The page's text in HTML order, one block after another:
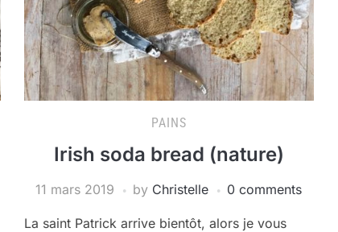
PAINS
Irish soda bread (nature)
11 mars 2019 by Christelle 0 comments
La saint Patrick arrive bientôt, alors je vous